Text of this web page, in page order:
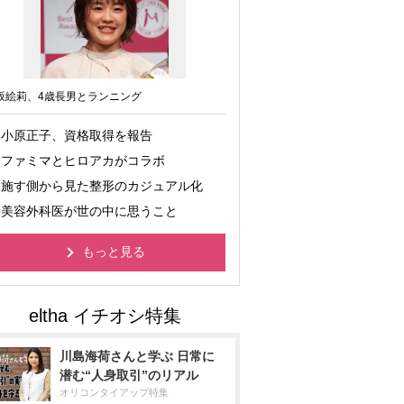
絵莉、4歳長男とランニング
小原正子、資格取得を報告
ファミマとヒロアカがコラボ
施す側から見た整形のカジュアル化
美容外科医が世の中に思うこと
もっと見る
川島海荷さんと学ぶ 日常に
潜む“人身取引”のリアル
オリコンタイアップ特集